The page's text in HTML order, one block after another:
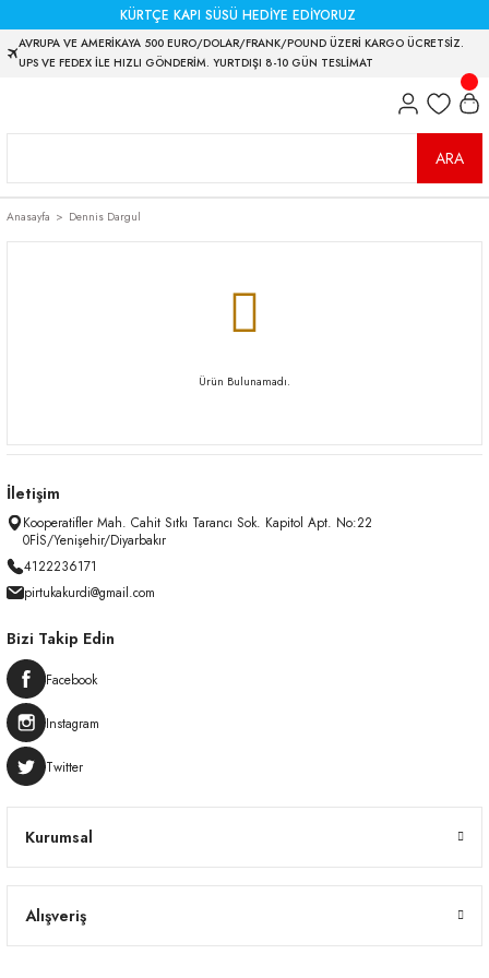
KÜRTÇE KAPI SÜSÜ HEDİYE EDİYORUZ
AVRUPA VE AMERİKAYA 500 EURO/DOLAR/FRANK/POUND ÜZERİ KARGO ÜCRETSİZ.
UPS VE FEDEX İLE HIZLI GÖNDERİM. YURTDIŞI 8-10 GÜN TESLİMAT
ARA
Anasayfa Dennis Dargul
Ürün Bulunamadı.
İletişim
Kooperatifler Mah. Cahit Sıtkı Tarancı Sok. Kapitol Apt. No:22
0FİS/Yenişehir/Diyarbakır
4122236171
pirtukakurdi@gmail.com
Kurumsal
Alışveriş
Bizi Takip Edin
Facebook
Instagram
Twitter